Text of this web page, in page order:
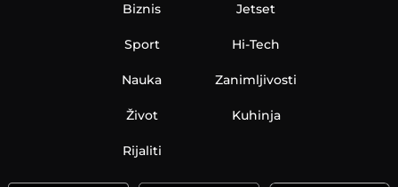
Biznis
Sport
Nauka
Jetset
Hi-Tech
Zanimljivosti
Život Kuhinja
Rijaliti